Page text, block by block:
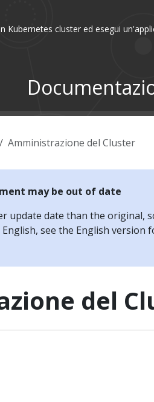
Kubernetes cluster ed esegui
Amministrazione del Cluster
may be out of date
update date than the original,
see the English
del